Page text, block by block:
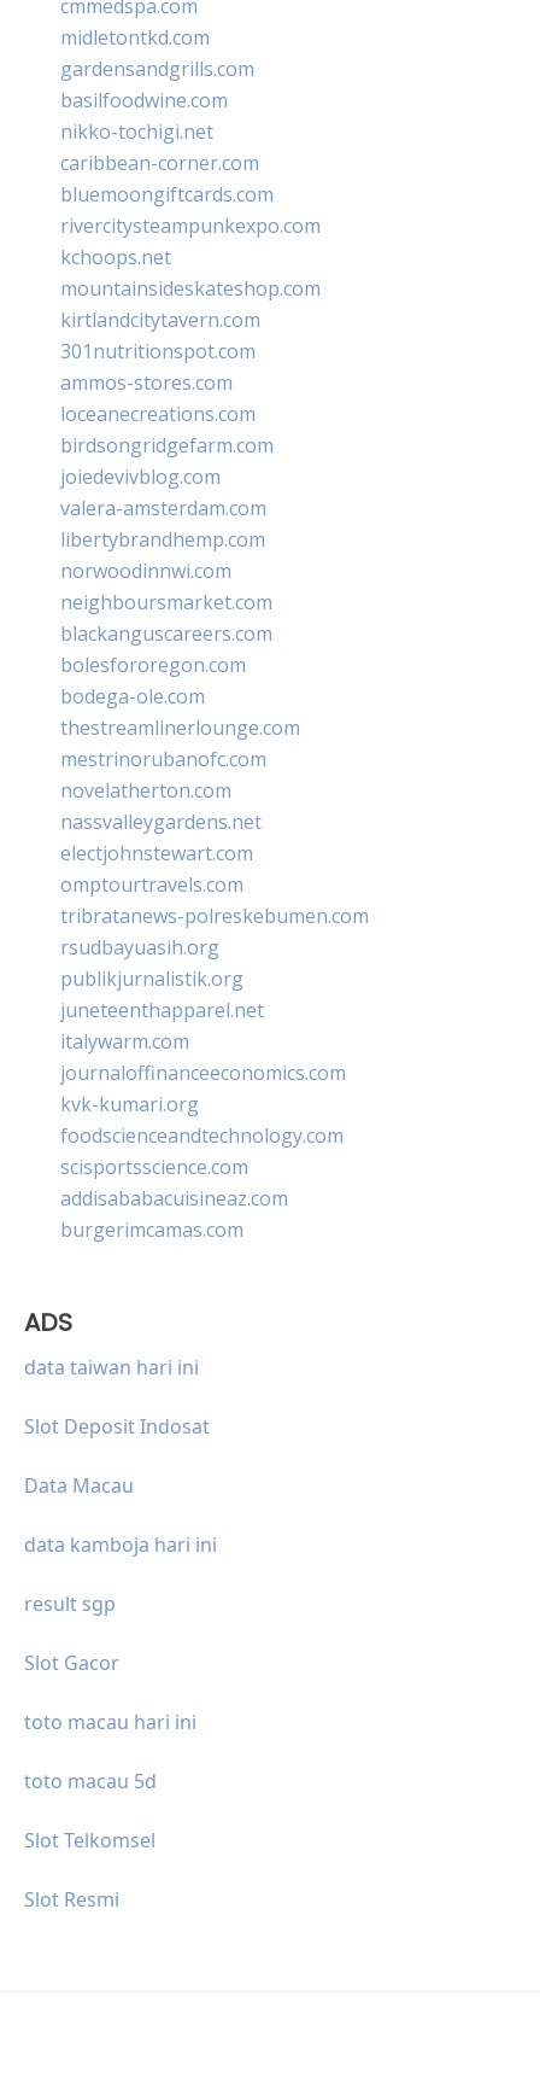
cmmedspa.com
midletontkd.com
gardensandgrills.com
basilfoodwine.com
nikko-tochigi.net
caribbean-corner.com
bluemoongiftcards.com
rivercitysteampunkexpo.com
kchoops.net
mountainsideskateshop.com
kirtlandcitytavern.com
301nutritionspot.com
ammos-stores.com
loceanecreations.com
birdsongridgefarm.com
joiedevivblog.com
valera-amsterdam.com
libertybrandhemp.com
norwoodinnwi.com
neighboursmarket.com
blackanguscareers.com
bolesfororegon.com
bodega-ole.com
thestreamlinerlounge.com
mestrinorubanofc.com
novelatherton.com
nassvalleygardens.net
electjohnstewart.com
omptourtravels.com
tribratanews-polreskebumen.com
rsudbayuasih.org
publikjurnalistik.org
juneteenthapparel.net
italywarm.com
journaloffinanceeconomics.com
kvk-kumari.org
foodscienceandtechnology.com
scisportsscience.com
addisababacuisineaz.com
burgerimcamas.com
ADS
data taiwan hari ini
Slot Deposit Indosat
Data Macau
data kamboja hari ini
result sgp
Slot Gacor
toto macau hari ini
toto macau 5d
Slot Telkomsel
Slot Resmi